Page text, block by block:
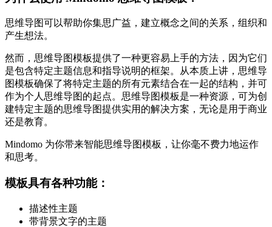
思维导图可以帮助你集思广益，建立概念之间的关系，组织和
产生想法。
然而，思维导图模板提供了一种更容易上手的方法，因为它们
是包含特定主题信息和指导说明的框架。从本质上讲，思维导
图模板确保了将特定主题的所有元素结合在一起的结构，并可
作为个人思维导图的起点。思维导图模板是一种资源，可为创
建特定主题的思维导图提供实用的解决方案，无论是用于商业
还是教育。
Mindomo 为你带来智能思维导图模板，让你毫不费力地运作
和思考。
模板具有各种功能：
描述性主题
带背景文字的主题